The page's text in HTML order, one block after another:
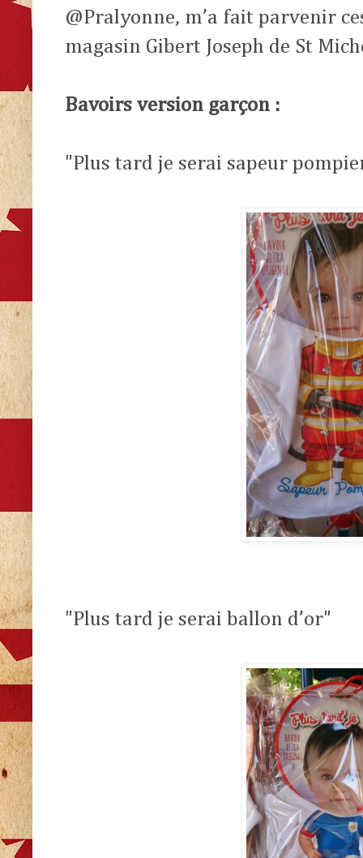
@Pralyonne, m’a fait parvenir
magasin Gibert Joseph de St
Bavoirs version garçon :
"Plus tard je serai sapeur
"Plus tard je serai ballon d’or"